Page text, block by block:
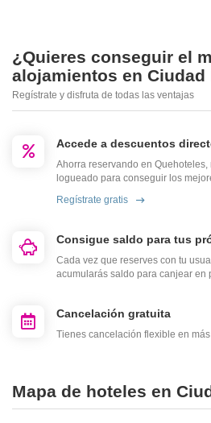
¿Quieres conseguir el
alojamientos en Ciudad
Regístrate y disfruta de todas las ventajas
Accede a descuentos
Ahorra reservando en
logueado para conseguir los
Regístrate gratis
Consigue saldo para tus
Cada vez que reserves con tu
acumularás saldo para canjear en
Cancelación gratuita
Tienes cancelación flexible en
Mapa de hoteles en